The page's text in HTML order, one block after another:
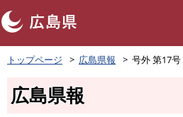
ペ
ートップページ 広島県報 号外 第17
広島県報